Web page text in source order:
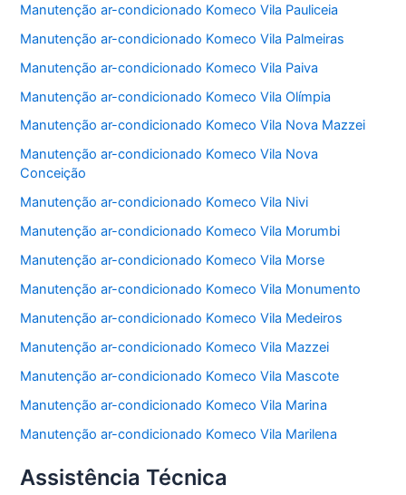
Manutenção ar-condicionado Komeco Vila Pauliceia
Manutenção ar-condicionado Komeco Vila Palmeiras
Manutenção ar-condicionado Komeco Vila Paiva
Manutenção ar-condicionado Komeco Vila Olímpia
Manutenção ar-condicionado Komeco Vila Nova Mazzei
Manutenção ar-condicionado Komeco Vila Nova
Conceição
Manutenção ar-condicionado Komeco Vila Nivi
Manutenção ar-condicionado Komeco Vila Morumbi
Manutenção ar-condicionado Komeco Vila Morse
Manutenção ar-condicionado Komeco Vila Monumento
Manutenção ar-condicionado Komeco Vila Medeiros
Manutenção ar-condicionado Komeco Vila Mazzei
Manutenção ar-condicionado Komeco Vila Mascote
Manutenção ar-condicionado Komeco Vila Marina
Manutenção ar-condicionado Komeco Vila Marilena
Assistência Técnica